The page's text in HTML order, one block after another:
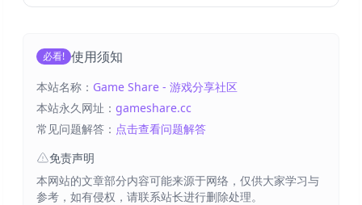
必看! 使用须知
本站名称： Game Share - 游戏分享社区
本站永久网址： gameshare.cc
常见问题解答： 点击查看问题解答
免责声明
本网站的文章部分内容可能来源于网络，仅供大家学习与
参考，如有侵权，请联系站长进行删除处理。